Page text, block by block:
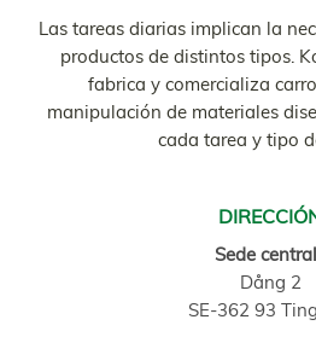
Las tareas diarias implican la
productos de distintos tipos.
fabrica y comercializa
manipulación de materiales
cada tarea y tipo
Sede central
Dång 2
SE-362 93